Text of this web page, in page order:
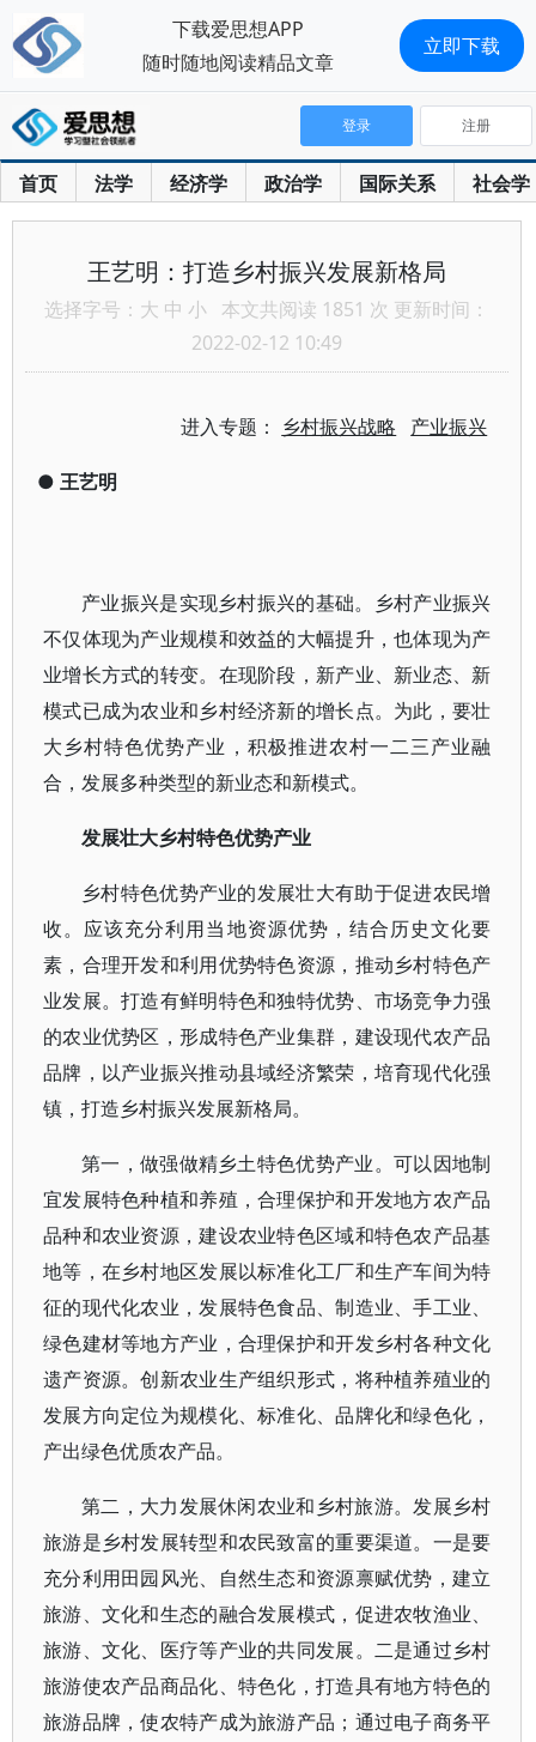
首页 法学 经济学 政治学 国际关系 社会学
登录 注册
王艺明：打造乡村振兴发展新格局
选择字号： 大 中 小 本文共阅读 1851 次 更新时间：
2022-02-12 10:49
进入专题： 乡村振兴战略 产业振兴
● 王艺明
产业振兴是实现乡村振兴的基础。乡村产业振兴
不仅体现为产业规模和效益的大幅提升，也体现为产
业增长方式的转变。在现阶段，新产业、新业态、新
模式已成为农业和乡村经济新的增长点。为此，要壮
大乡村特色优势产业，积极推进农村一二三产业融
合，发展多种类型的新业态和新模式。
发展壮大乡村特色优势产业
乡村特色优势产业的发展壮大有助于促进农民增
收。应该充分利用当地资源优势，结合历史文化要
素，合理开发和利用优势特色资源，推动乡村特色产
业发展。打造有鲜明特色和独特优势、市场竞争力强
的农业优势区，形成特色产业集群，建设现代农产品
品牌，以产业振兴推动县域经济繁荣，培育现代化强
镇，打造乡村振兴发展新格局。
第一，做强做精乡土特色优势产业。可以因地制
宜发展特色种植和养殖，合理保护和开发地方农产品
品种和农业资源，建设农业特色区域和特色农产品基
地等，在乡村地区发展以标准化工厂和生产车间为特
征的现代化农业，发展特色食品、制造业、手工业、
绿色建材等地方产业，合理保护和开发乡村各种文化
遗产资源。创新农业生产组织形式，将种植养殖业的
发展方向定位为规模化、标准化、品牌化和绿色化，
产出绿色优质农产品。
第二，大力发展休闲农业和乡村旅游。发展乡村
旅游是乡村发展转型和农民致富的重要渠道。一是要
充分利用田园风光、自然生态和资源禀赋优势，建立
旅游、文化和生态的融合发展模式，促进农牧渔业、
旅游、文化、医疗等产业的共同发展。二是通过乡村
旅游使农产品商品化、特色化，打造具有地方特色的
旅游品牌，使农特产成为旅游产品；通过电子商务平
下载爱思想APP
随时随地阅读精品文章
立即下载